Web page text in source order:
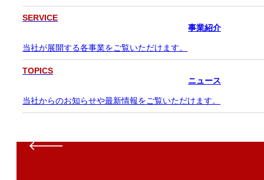
SERVICE
事業紹介
当社が展開する各事業をご覧いただけます。
TOPICS
ニュース
当社からのお知らせや最新情報をご覧いただけます。